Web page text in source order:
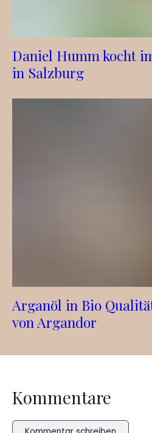
Daniel Humm kocht
in Salzburg
Arganöl in Bio
von Argandor
Kommentare